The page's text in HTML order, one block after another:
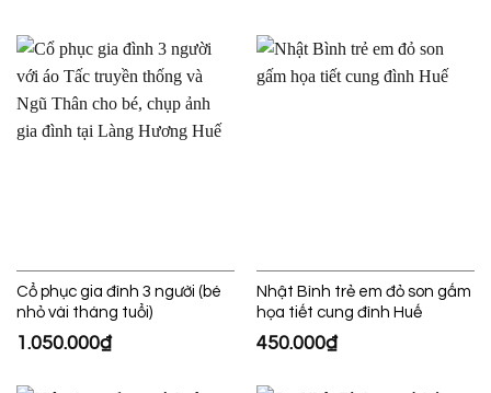
Cổ phục gia đình 3 người (bé
nhỏ vài tháng tuổi)
1.050.000₫
Nhật Bình trẻ em đỏ son gấm
họa tiết cung đình Huế
450.000₫